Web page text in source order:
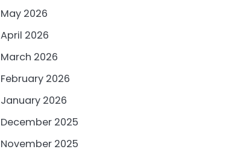
May 2026
April 2026
March 2026
February 2026
January 2026
December 2025
November 2025